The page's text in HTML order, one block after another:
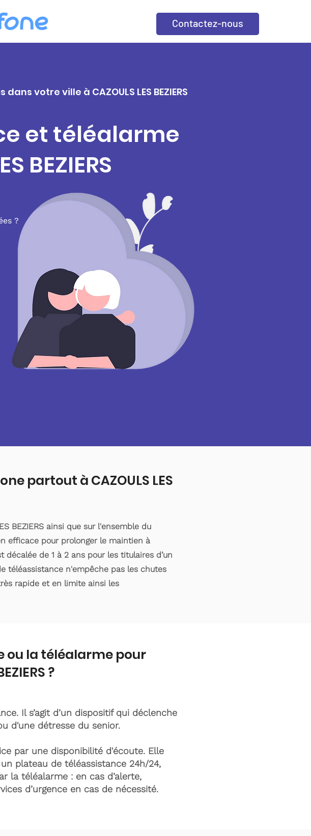
Contactez-nous
votre ville à CAZOULS LES BEZIERS
et téléalarme
BEZIERS
?
partout à CAZOULS LES
BEZIERS ainsi que sur l'ensemble du
efficace pour prolonger le maintien à
de 1 à 2 ans pour les titulaires d’un
téléassistance n'empêche pas les chutes
rapide et en limite ainsi les
ou la téléalarme pour
?
Il s’agit d’un dispositif qui déclenche
d'une détresse du senior.
par une disponibilité d'écoute. Elle
plateau de téléassistance 24h/24,
la téléalarme : en cas d’alerte,
d’urgence en cas de nécessité.